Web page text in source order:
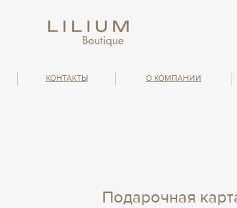
КОНТАКТЫ О КОМПАНИИ
Подарочная